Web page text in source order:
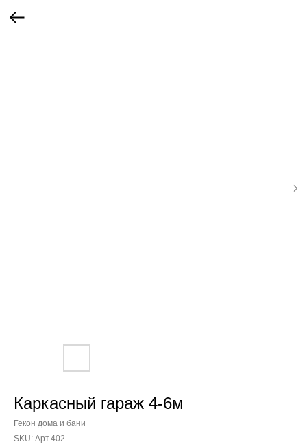
Каркасный гараж 4-6м
Гекон дома и бани
SKU: Арт.402